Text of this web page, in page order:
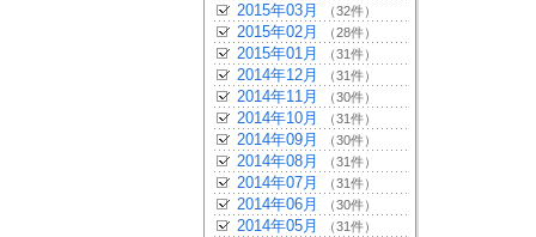
2015年03月 （32件）
2015年02月 （28件）
2015年01月 （31件）
2014年12月 （31件）
2014年11月 （30件）
2014年10月 （31件）
2014年09月 （30件）
2014年08月 （31件）
2014年07月 （31件）
2014年06月 （30件）
2014年05月 （31件）